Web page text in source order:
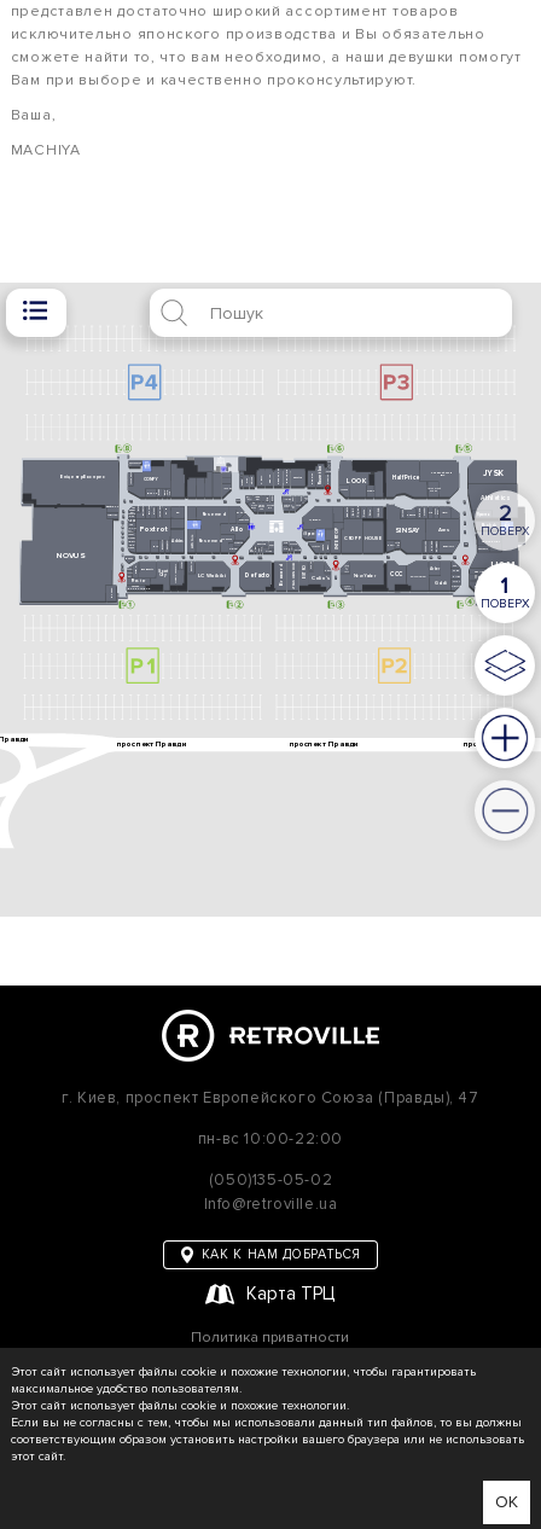
представлен достаточно широкий ассортимент товаров
исключительно японского производства и Вы обязательно
сможете найти то, что вам необходимо, а наши девушки помогут
Вам при выборе и качественно проконсультируют.
Ваша,
MACHIYA
г. Киев, проспект Европейского Союза (Правды), 47
пн-вс 10:00-22:00
(050)135-05-02
Info@retroville.ua
КАК К НАМ ДОБРАТЬСЯ
Карта ТРЦ
Политика приватности
© RETROVILLE, 2026 Все права защищены
Этот сайт использует файлы cookie и похожие технологии, чтобы гарантировать
максимальное удобство пользователям.
Этот сайт использует файлы cookie и похожие технологии.
Если вы не согласны с тем, чтобы мы использовали данный тип файлов, то вы должны
соответствующим образом установить настройки вашего браузера или не использовать
этот сайт.
OK